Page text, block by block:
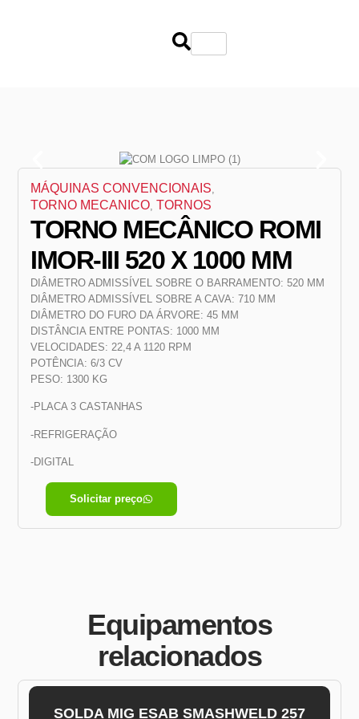
MÁQUINAS CONVENCIONAIS,
TORNO MECANICO, TORNOS
TORNO MECÂNICO ROMI
IMOR-III 520 X 1000 MM
DIÂMETRO ADMISSÍVEL SOBRE O BARRAMENTO: 520 MM
DIÂMETRO ADMISSÍVEL SOBRE A CAVA: 710 MM
DIÂMETRO DO FURO DA ÁRVORE: 45 MM
DISTÂNCIA ENTRE PONTAS: 1000 MM
VELOCIDADES: 22,4 A 1120 RPM
POTÊNCIA: 6/3 CV
PESO: 1300 KG
-PLACA 3 CASTANHAS
-REFRIGERAÇÃO
-DIGITAL
Solicitar preço
Equipamentos
relacionados
SOLDA MIG ESAB SMASHWELD 257